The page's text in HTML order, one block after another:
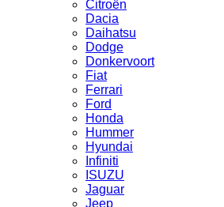
Citroën
Dacia
Daihatsu
Dodge
Donkervoort
Fiat
Ferrari
Ford
Honda
Hummer
Hyundai
Infiniti
ISUZU
Jaguar
Jeep